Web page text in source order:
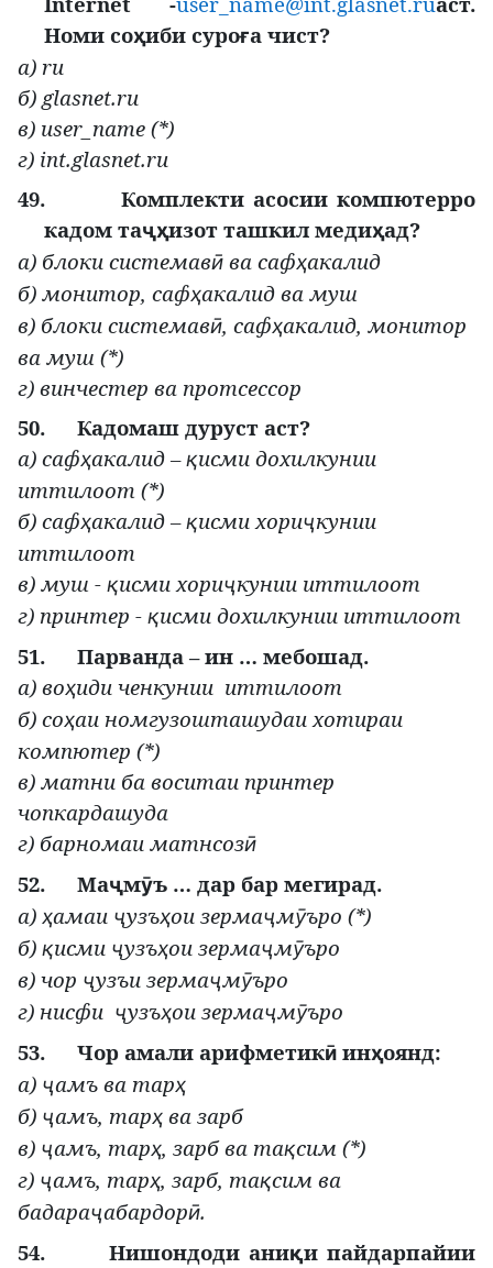
Номи соҳиби суроға чист?
а) ru
б) glasnet.ru
в) user name (*)
г) int.glasnet.ru
49.
Комплекти асосии компютерро
кадом таҷҳизот ташкил медиҳад?
а) блоки системавӣ ва сафҳакалид
б) монитор, сафҳакалид ва муш
в) блоки системавӣ, сафҳакалид, монитор
ва муш (*)
г) винчестер ва протсессор
50.
Кадомаш дуруст аст?
а) сафҳакалид –қисми дохилкунии
иттилоот (*)
б) сафҳакалид –қисми хориҷкунии
иттилоот
в) муш - қисми хориҷкунии иттилоот
г) принтер - қисми дохилкунии иттилоот
51.
Парванда – ин … мебошад.
а) воҳиди ченкунии иттилоот
б) соҳаи номгузошташудаи хотираи
компютер (*)
в) матни ба воситаи принтер
чопкардашуда
г) барномаи матнсозӣ
52. Маҷмӯъ … дар бар мегирад.
а) ҳамаи ҷузъҳои зермаҷмӯъро (*)
б) қисми ҷузъҳои зермаҷмӯъро
в) чор ҷузъи зермаҷмӯъро
г) нисфи ҷузъҳои зермаҷмӯъро
53.
Чор амали арифметикӣ инҳоянд:
а) ҷамъ ва тарҳ
б) ҷамъ, тарҳ ва зарб
в) ҷамъ, тарҳ, зарб ва тақсим (*)
г) ҷамъ, тарҳ, зарб, тақсим ва
бадараҷабардорӣ.
54.
Нишондоди аниқи пайдарпайии